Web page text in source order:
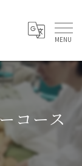
コース